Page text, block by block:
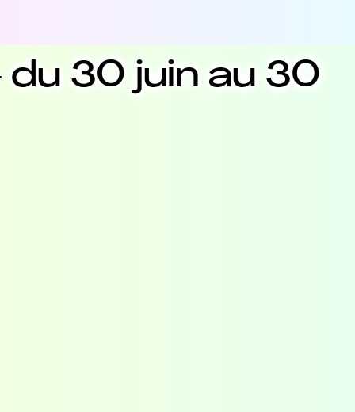
du 30 juin au 30